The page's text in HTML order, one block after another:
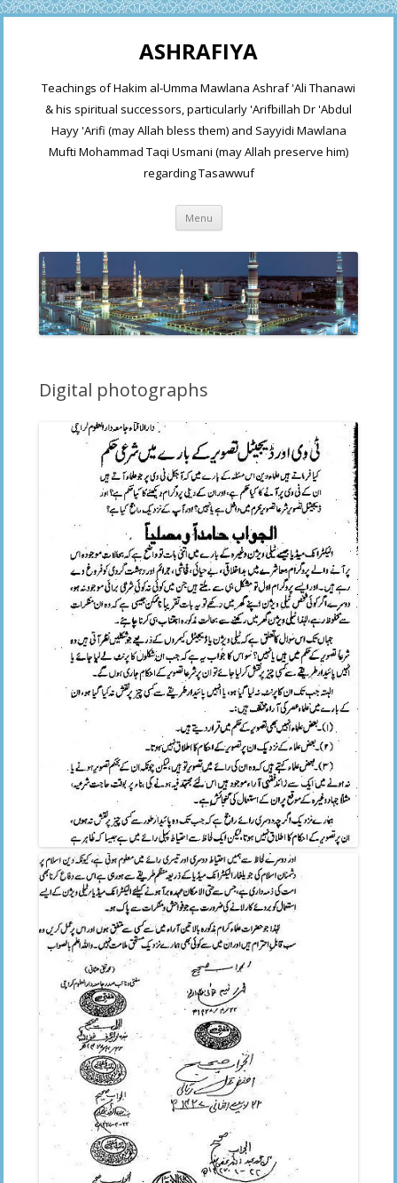
ASHRAFIYA
Teachings of Hakim al-Umma Mawlana Ashraf 'Ali Thanawi
& his spiritual successors, particularly 'Arifbillah Dr 'Abdul
Hayy 'Arifi (may Allah bless them) and Sayyidi Mawlana
Mufti Mohammad Taqi Usmani (may Allah preserve him)
regarding Tasawwuf
Menu Skip
content
Digital photographs